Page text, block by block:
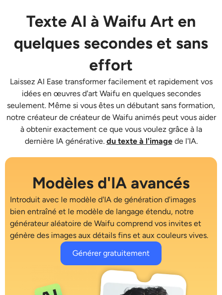
Générateur d’images stylisées par IA
Changeur de coiffure
Changeur de vêtements
Bébé IA
Générateur de tirs à la tête Pro
Générateur de tirs à la tête IA
Créateur de photos d’identité
Outils vidéo
Texte AI à Waifu Art en
quelques secondes et sans
effort
Laissez AI Ease transformer facilement et rapidement vos
idées en œuvres d'art Waifu en quelques secondes
seulement. Même si vous êtes un débutant sans formation,
notre créateur de créateur de Waifu animéspeut vous aider
à obtenir exactement ce que vous voulez grâce à la
dernière IA générative. du texte à l'imagede l'IA.
Modèles d'IA avancés
Introduit avec le modèle d'IA de génération d'images
bien entraîné et le modèle de langage étendu, notre
générateur aléatoire de Waifu comprend vos invites et
génère des images aux détails fins et aux couleurs vives.
Générer gratuitement